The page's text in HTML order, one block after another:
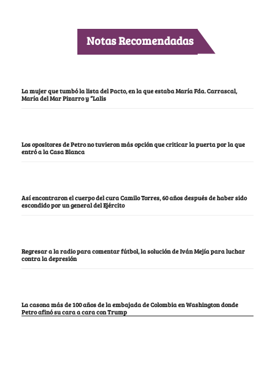
Notas Recomendadas
La mujer que tumbó la lista del Pacto, en la que estaba María Fda. Carrascal,
María del Mar Pizarro y “Lalis
Los opositores de Petro no tuvieron más opción que criticar la puerta por la que
entró a la Casa Blanca
Así encontraron el cuerpo del cura Camilo Torres, 60 años después de haber sido
escondido por un general del Ejército
Regresar a la radio para comentar fútbol, la solución de Iván Mejía para luchar
contra la depresión
La casona más de 100 años de la embajada de Colombia en Washington donde
Petro afinó su cara a cara con Trump